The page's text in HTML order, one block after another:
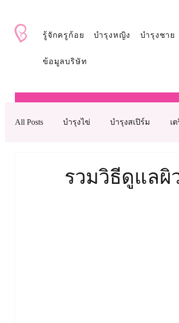
รู้จักครูก้อย บำรุงหญิง บำรุงชาย
ข้อมูลบริษัท
All Posts บำรุงไข่ บำรุงสเปิร์ม เ
รวมวิธีดูแลผิ